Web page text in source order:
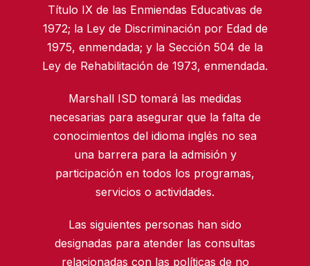
Título IX de las Enmiendas Educativas de
1972; la Ley de Discriminación por Edad de
1975, enmendada; y la Sección 504 de la
Ley de Rehabilitación de 1973, enmendada.
Marshall ISD tomará las medidas
necesarias para asegurar que la falta de
conocimientos del idioma inglés no sea
una barrera para la admisión y
participación en todos los programas,
servicios o actividades.
Las siguientes personas han sido
designadas para atender las consultas
relacionadas con las políticas de no